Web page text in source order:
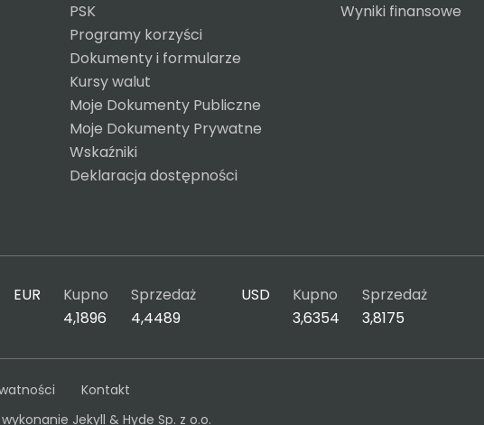
PSK
Programy korzyści
Dokumenty i formularze
Kursy walut
Moje Dokumenty Publiczne
Moje Dokumenty Prywatne
Wskaźniki
Deklaracja dostępności
Wyniki finansowe
EUR
Kupno
4,1896
Sprzedaż
4,4489
USD
Kupno
3,6354
Sprzedaż
3,8175
Kontakt
wykonanie Jekyll & Hyde Sp. z o.o.